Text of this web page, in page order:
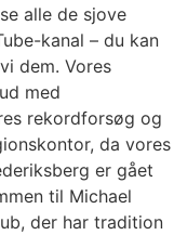
alle de sjove
kanal – du kan
dem. Vores
med
rekordforsøg og
da vores
er gået
til Michael
der har tradition